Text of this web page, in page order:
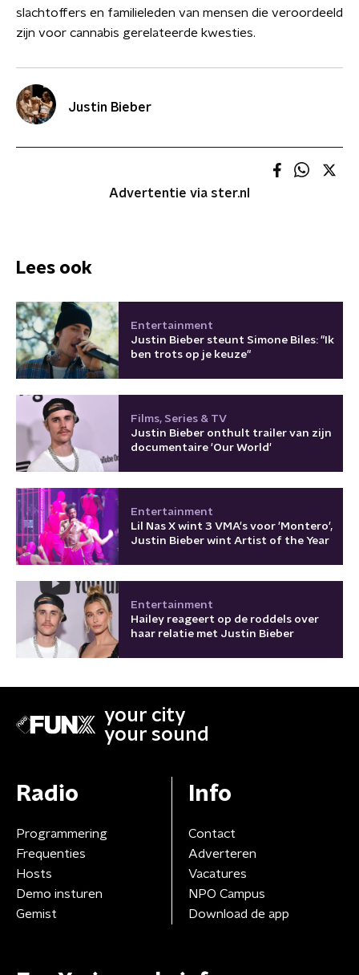
slachtoffers en familieleden van mensen die veroordeeld
zijn voor cannabis gerelateerde kwesties.
Justin Bieber
Advertentie via ster.nl
Lees ook
Entertainment
Justin Bieber steunt Simone Biles: "Ik
ben trots op je keuze"
Films, Series & TV
Justin Bieber onthult trailer van zijn
documentaire 'Our World'
Entertainment
Lil Nas X wint 3 VMA's voor 'Montero',
Justin Bieber wint Artist of the Year
Entertainment
Hailey reageert op de roddels over
haar relatie met Justin Bieber
your city
your sound
Radio
Programmering
Frequenties
Hosts
Demo insturen
Gemist
Info
Contact
Adverteren
Vacatures
NPO Campus
Download de app